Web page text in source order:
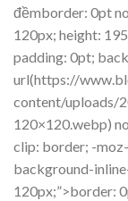
đềmborder: 0pt
120px; height:
padding: 0pt;
url(https://
content/uploads/
120×120.webp)
clip: border; -
background-
120px;”>border: